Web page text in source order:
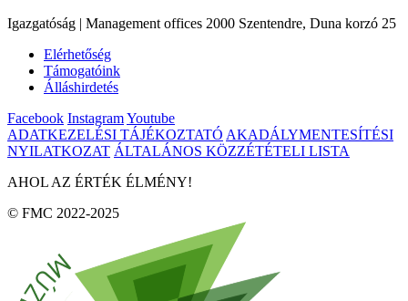
Igazgatóság | Management offices 2000 Szentendre, Duna korzó 25
Elérhetőség
Támogatóink
Álláshirdetés
Facebook InstagramYoutube
ADATKEZELÉSI TÁJÉKOZTATÓ AKADÁLYMENTESÍTÉSI
NYILATKOZAT ÁLTALÁNOS KÖZZÉTÉTELI LISTA
AHOL AZ ÉRTÉK ÉLMÉNY!
© FMC 2022-2025